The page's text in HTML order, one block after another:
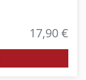
17,90 €